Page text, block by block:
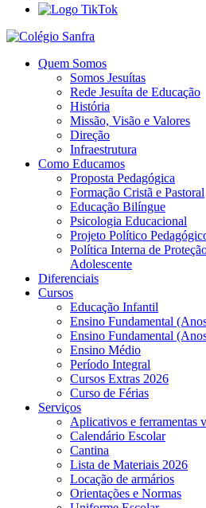
Quem Somos
Somos Jesuítas
Rede Jesuíta de Educação
História
Missão, Visão e Valores
Direção
Infraestrutura
Como Educamos
Proposta Pedagógica
Formação Cristã e Pastoral
Educação Bilíngue
Psicologia Educacional
Projeto Político
Política Interna de
Adolescente
Diferenciais
Cursos
Educação Infantil
Ensino Fundamental
Ensino Fundamental
Ensino Médio
Período Integral
Cursos Extras 2026
Curso de Férias
Serviços
Aplicativos e ferramentas
Calendário Escolar
Cantina
Lista de Materiais 2026
Locação de armários
Orientações e Normas